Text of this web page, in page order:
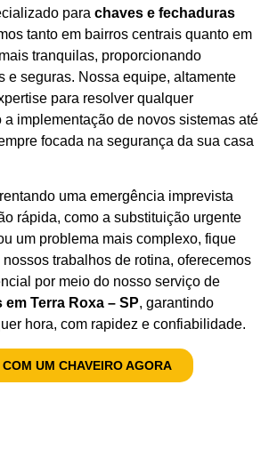
para chaves e fechaduras
tanto em bairros centrais quanto em
tranquilas, proporcionando
e seguras. Nossa equipe, altamente
para resolver qualquer
a implementação de novos sistemas até
focada na segurança da sua casa
uma emergência imprevista
rápida, como a substituição urgente
um problema mais complexo, fique
trabalhos de rotina, oferecemos
por meio do nosso serviço de
Terra Roxa – SP, garantindo
hora, com rapidez e confiabilidade.
UM CHAVEIRO AGORA